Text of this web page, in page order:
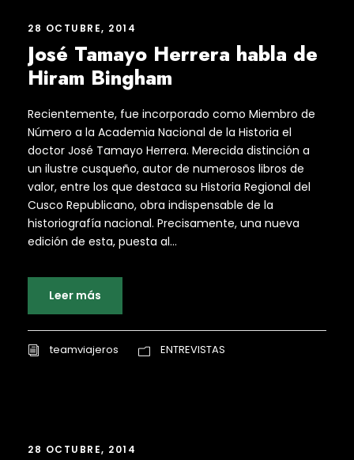
28 OCTUBRE, 2014
José Tamayo Herrera habla de
Hiram Bingham
Recientemente, fue incorporado como Miembro de
Número a la Academia Nacional de la Historia el
doctor José Tamayo Herrera. Merecida distinción a
un ilustre cusqueño, autor de numerosos libros de
valor, entre los que destaca su Historia Regional del
Cusco Republicano, obra indispensable de la
historiografía nacional. Precisamente, una nueva
edición de esta, puesta al...
Leer más
teamviajeros ENTREVISTAS
28 OCTUBRE, 2014